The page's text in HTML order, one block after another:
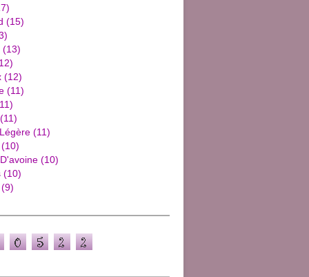
(15)
(13)
(12)
(11)
(11)
(11)
(10)
(10)
(10)
(9)